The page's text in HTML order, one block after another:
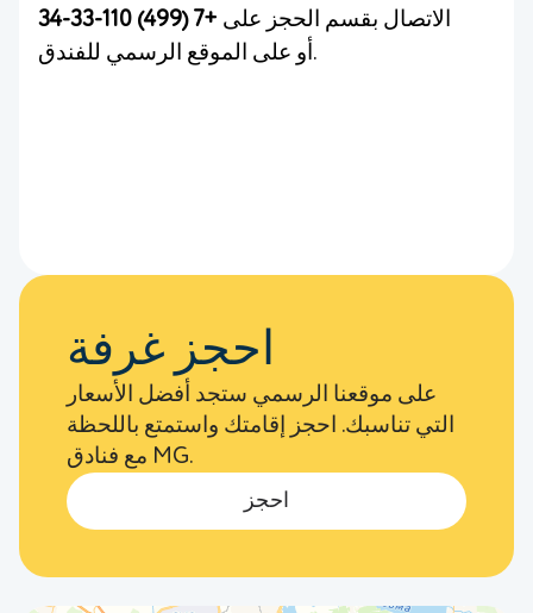
الاتصال بقسم الحجز على +7 (499) 110-33-34
أو على الموقع الرسمي للفندق.
احجز غرفة
على موقعنا الرسمي ستجد أفضل الأسعار
التي تناسبك. احجز إقامتك واستمتع باللحظة
مع فنادق MG.
احجز